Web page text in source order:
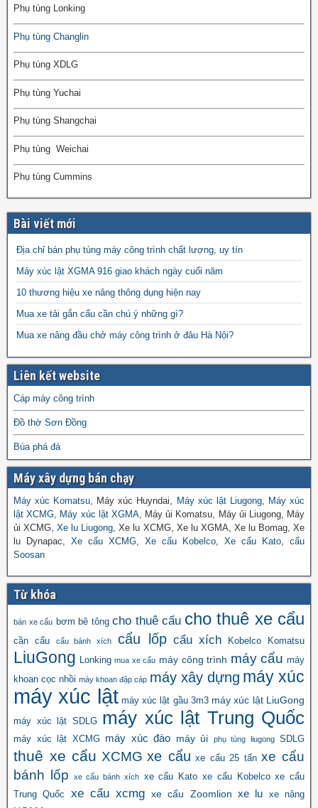
Phụ tùng Lonking
Phụ tùng Changlin
Phụ tùng XDLG
Phụ tùng Yuchai
Phụ tùng Shangchai
Phụ tùng Weichai
Phụ tùng Cummins
Bài viết mới
Địa chỉ bán phụ tùng máy công trình chất lượng, uy tín
Máy xúc lật XGMA 916 giao khách ngày cuối năm
10 thương hiệu xe nâng thông dụng hiện nay
Mua xe tải gắn cẩu cần chú ý những gì?
Mua xe nâng đầu chở máy công trình ở đâu Hà Nội?
Liên kết website
Cáp máy công trình
Đồ thờ Sơn Đồng
Búa phá đá
Máy xây dựng bán chạy
Máy xúc Komatsu, Máy xúc Huyndai, Máy xúc lật Liugong, Máy xúc
lật XCMG, Máy xúc lật XGMA, Máy ủi Komatsu, Máy ủi Liugong, Máy
ủi XCMG,Xe lu Liugong, Xe lu XCMG, Xe lu XGMA, Xe lu Bomag, Xe
lu Dynapac, Xe cẩu XCMG, Xe cẩu Kobelco, Xe cẩu Kato, cẩu
Soosan
Từ khóa
bán xe cẩu bơm bê tông cho thuê cẩu cho thuê xe cẩu
cần cẩu cẩu bánh xích cẩu lốp cẩu xích Kobelco Komatsu
LiuGong Lonking mua xe cẩu máy công trình máy cẩu máy
khoan cọc nhồi máy khoan đập cáp máy xây dựng máy xúc
máy xúc lật máy xúc lật gầu 3m3 máy xúc lật LiuGong
máy xúc lật SDLG máy xúc lật Trung Quốc
máy xúc lật XCMG máy xúc đào máy ủi phụ tùng liugong SDLG
thuê xe cẩu XCMG xe cẩu xe cẩu 25 tấn xe cẩu
bánh lốp
xe cẩu bánh xích xe cẩu Kato xe cẩu Kobelco xe cẩu
Trung Quốc
xe cẩu xcmg xe cẩu Zoomlion xe lu xe nâng